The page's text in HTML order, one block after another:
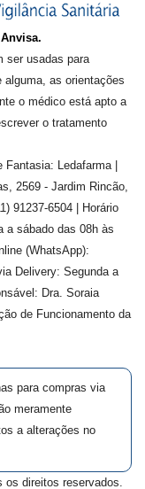
ser usadas para
as orientações
o médico está apto a
o tratamento
Ledafarma |
2569 - Jardim Rincão,
91237-6504 | Horário
a sábado das 08h às
(WhatsApp):
Delivery: Segunda a
Dra. Soraia
de Funcionamento da
para compras via
meramente
a alterações no
direitos reservados.